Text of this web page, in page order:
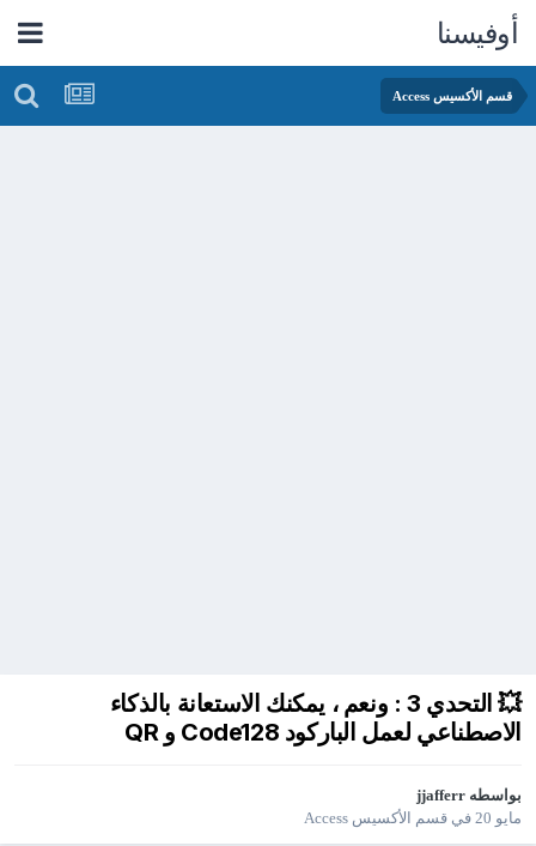
أوفيسنا
قسم الأكسيس Access
💥 التحدي 3 : ونعم ، يمكنك الاستعانة بالذكاء
الاصطناعي لعمل الباركود Code128 و QR
بواسطه jjafferr
مايو 20
في قسم الأكسيس Access